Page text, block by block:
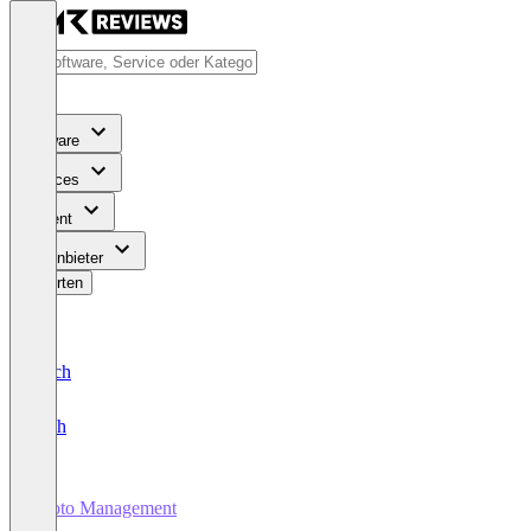
Software
Services
Content
Für Anbieter
Bewerten
Deutsch
English
Photo Management